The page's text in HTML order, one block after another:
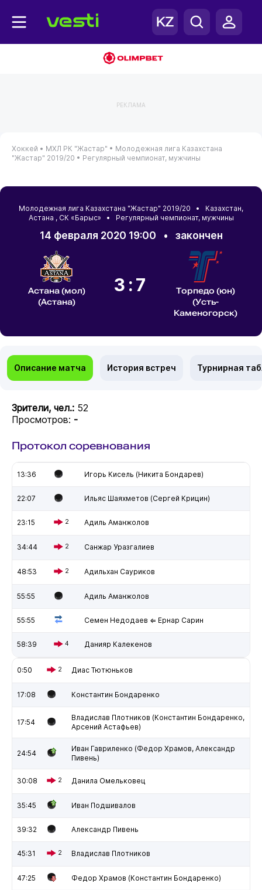
РЕКЛАМА
Хоккей • МХЛ РК "Жастар" • Молодежная лига Казахстана
"Жастар" 2019/20 • Регулярный чемпионат, мужчины
Молодежная лига Казахстана "Жастар" 2019/20 • Казахстан,
Астана , СК «Барыс» • Регулярный чемпионат, мужчины
14 февраля 2020 19:00 • закончен
Астана (мол)
(Астана)
3:7
Торпедо (юн)
(Усть-
Каменогорск)
Описание матча История встреч Турнирная
Зрители, чел.: 52
Просмотров: -
Протокол соревнования
13:36 Игорь Кисель (Никита Бондарев)
22:07 Ильяс Шаяхметов (Сергей Крицин)
23:15 2 Адиль Аманжолов
34:44 2 Санжар Уразгалиев
48:53 2 Адильхан Сауриков
55:55 Адиль Аманжолов
55:55 Семен Недодаев ⇐ Ернар Сарин
58:39 4 Данияр Калекенов
0:50 2 Диас Тютюньков
17:08 Константин Бондаренко
17:54
Владислав Плотников (Константин Бондаренко,
Арсений Астафьев)
24:54
Иван Гавриленко (Федор Храмов, Александр
Пивень)
30:08 2 Данила Омельковец
35:45 Иван Подшивалов
39:32 Александр Пивень
45:31 2 Владислав Плотников
47:25 Федор Храмов (Константин Бондаренко)